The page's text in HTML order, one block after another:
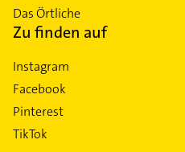
Das Örtliche
Zu finden auf
Instagram
Facebook
Pinterest
TikTok